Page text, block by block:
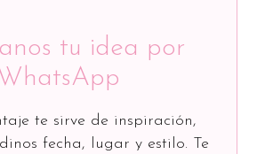
tu idea por
te sirve de inspiración,
fecha, lugar y estilo. Te